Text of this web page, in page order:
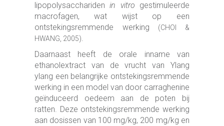
lipopolysaccharidenin vitro gestimuleerde
macrofagen, wat wijst op een
ontstekingsremmende werking
(CHOI &
HWANG, 2005).
Daarnaast heeft de orale inname van
ethanolextract van de vrucht van Ylang
ylang een belangrijke ontstekingsremmende
werking in een model van door carraghenine
geïnduceerd oedeem aan de poten bij
ratten. Deze ontstekingsremmende werking
aan dosissen van 100 mg/kg, 200 mg/kg en